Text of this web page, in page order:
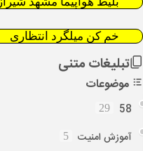
خم کن میلگرد انتظاری
تبلیغات متنی
موضوعات
58
29
آموزش امنیت 5